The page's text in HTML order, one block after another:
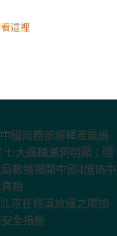
這裡
國車企卷生卷死
邏輯漏洞明顯；國
相
烏關係戰略重構
措施
」傳聞分析；日元
地巨降、虛擬GDP
徑；川普「反共
的當前動態
濟真相；美國年輕
半年外貿數據深度
戰爭地緣變軌下
運河；川普新寵與
僅升兩上將 解放
講話與北京的雄
中歐貿易底層硬傷
露中共五大末日焦